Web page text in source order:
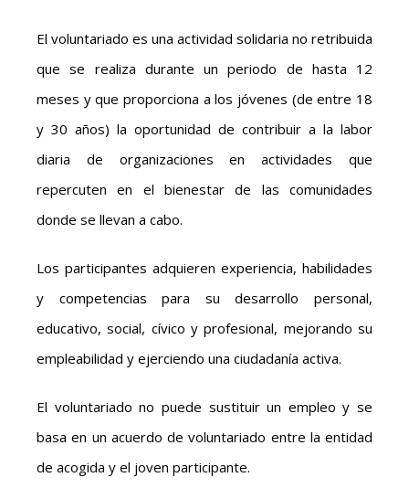
El voluntariado es una actividad solidaria no retribuida
que se realiza durante un periodo de hasta 12
meses y que proporciona a los jóvenes (de entre 18
y 30 años) la oportunidad de contribuir a la labor
diaria de organizaciones en actividades que
repercuten en el bienestar de las comunidades
donde se llevan a cabo.
Los participantes adquieren experiencia, habilidades
y competencias para su desarrollo personal,
educativo, social, cívico y profesional, mejorando su
empleabilidad y ejerciendo una ciudadanía activa.
El voluntariado no puede sustituir un empleo y se
basa en un acuerdo de voluntariado entre la entidad
de acogida y el joven participante.